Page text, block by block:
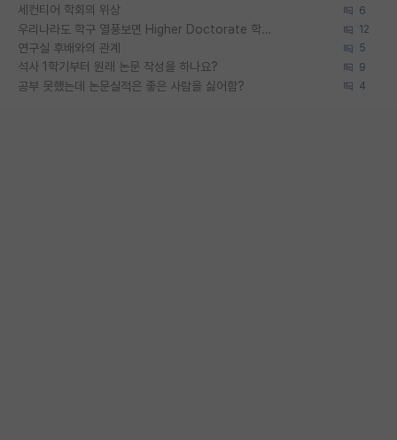
세컨티어 학회의 위상 6
우리나라도 학구 열풍보면 Higher Doctorate 학위가 필요하다고 봅니다. 12
연구실 후배와의 관계 5
석사 1학기부터 원래 논문 작성을 하나요? 9
공부 못했는데 논문실적은 좋은 사람을 싫어함? 4